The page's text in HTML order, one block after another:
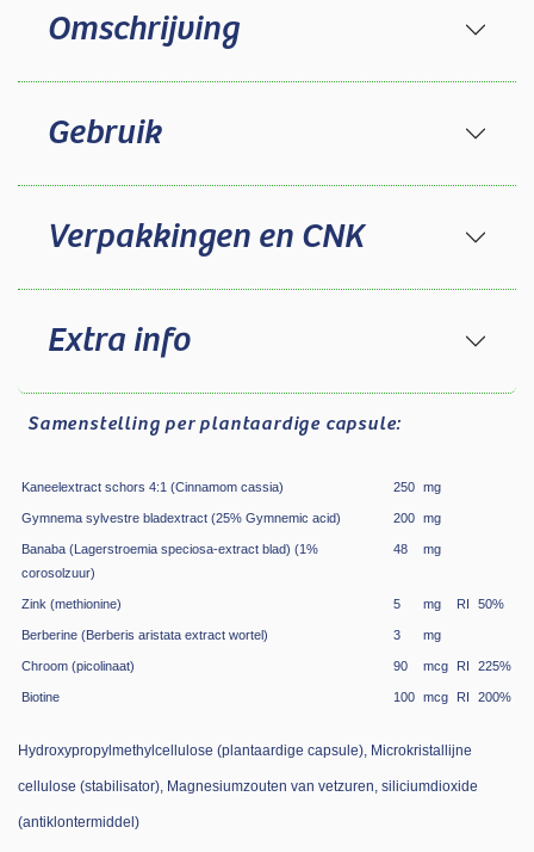
Omschrijving
Gebruik
Verpakkingen en CNK
Extra info
Samenstelling per plantaardige capsule:
Kaneelextract schors 4:1 (Cinnamom cassia) 250 mg
Gymnema sylvestre bladextract (25% Gymnemic acid) 200 mg
Banaba (Lagerstroemia speciosa-extract blad) (1%
corosolzuur)
48 mg
Zink (methionine) 5 mg RI 50%
Berberine (Berberis aristata extract wortel) 3 mg
Chroom (picolinaat) 90 mcg RI 225%
Biotine 100 mcg RI 200%
Hydroxypropylmethylcellulose (plantaardige capsule), Microkristallijne
cellulose (stabilisator), Magnesiumzouten van vetzuren, siliciumdioxide
(antiklontermiddel)